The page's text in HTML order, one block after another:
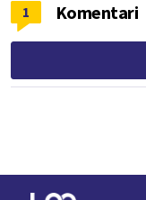
1 Komentari